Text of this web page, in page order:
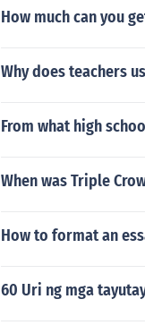
How much can you
Why does teachers
From what high
When was Triple
How to format an
60 Uri ng mga